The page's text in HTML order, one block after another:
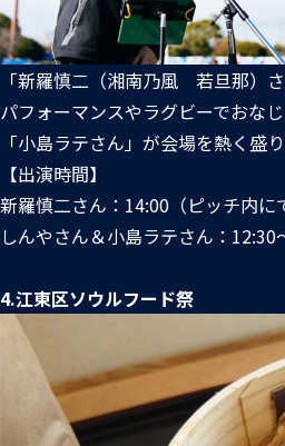
「新羅慎二（湘南乃風 若旦那）
パフォーマンスやラグビーでおな
「小島ラテさん」が会場を熱く盛
【出演時間】
新羅慎二さん：14:00（ピッチ内に
しんやさん＆小島ラテさん：12:30
4.江東区ソウルフード祭